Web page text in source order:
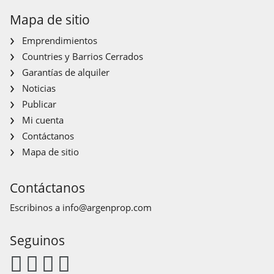
Mapa de sitio
Emprendimientos
Countries y Barrios Cerrados
Garantías de alquiler
Noticias
Publicar
Mi cuenta
Contáctanos
Mapa de sitio
Contáctanos
Escribinos a info@argenprop.com
Seguinos